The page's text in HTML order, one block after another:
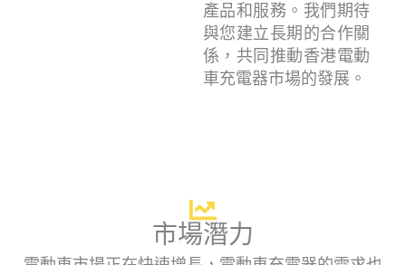
產品和服務。我們期待
與您建立長期的合作關
係，共同推動香港電動
車充電器市場的發展。
市場潛力